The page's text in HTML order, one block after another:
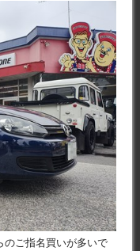
のご指名買いが多いで